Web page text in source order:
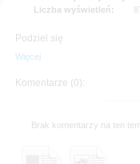
Liczba wyświetleń:
Podziel się
Więcej
Komentarze (0):
Brak komentarzy na ten